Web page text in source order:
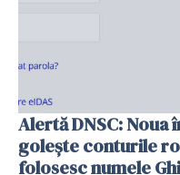
Alertă DNSC: Noua
golește conturile
folosesc numele